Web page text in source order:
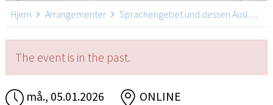
Hjem Arrangementer Sprachengebet und dessen Auslegung
The event is in the past.
må., 05.01.2026 ONLINE